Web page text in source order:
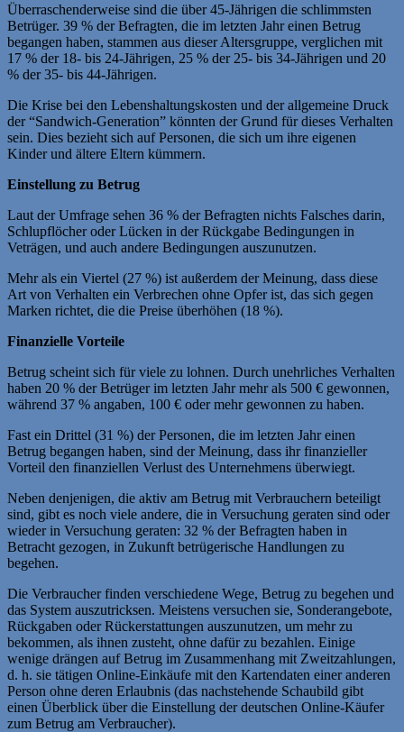
Überraschenderweise sind die über 45-Jährigen die schlimmsten
Betrüger. 39 % der Befragten, die im letzten Jahr einen Betrug
begangen haben, stammen aus dieser Altersgruppe, verglichen mit
17 % der 18- bis 24-Jährigen, 25 % der 25- bis 34-Jährigen und 20
% der 35- bis 44-Jährigen.
Die Krise bei den Lebenshaltungskosten und der allgemeine Druck
der “Sandwich-Generation” könnten der Grund für dieses Verhalten
sein. Dies bezieht sich auf Personen, die sich um ihre eigenen
Kinder und ältere Eltern kümmern.
Einstellung zu Betrug
Laut der Umfrage sehen 36 % der Befragten nichts Falsches darin,
Schlupflöcher oder Lücken in der Rückgabe Bedingungen in
Veträgen, und auch andere Bedingungen auszunutzen.
Mehr als ein Viertel (27 %) ist außerdem der Meinung, dass diese
Art von Verhalten ein Verbrechen ohne Opfer ist, das sich gegen
Marken richtet, die die Preise überhöhen (18 %).
Finanzielle Vorteile
Betrug scheint sich für viele zu lohnen. Durch unehrliches Verhalten
haben 20 % der Betrüger im letzten Jahr mehr als 500 € gewonnen,
während 37 % angaben, 100 € oder mehr gewonnen zu haben.
Fast ein Drittel (31 %) der Personen, die im letzten Jahr einen
Betrug begangen haben, sind der Meinung, dass ihr finanzieller
Vorteil den finanziellen Verlust des Unternehmens überwiegt.
Neben denjenigen, die aktiv am Betrug mit Verbrauchern beteiligt
sind, gibt es noch viele andere, die in Versuchung geraten sind oder
wieder in Versuchung geraten: 32 % der Befragten haben in
Betracht gezogen, in Zukunft betrügerische Handlungen zu
begehen.
Die Verbraucher finden verschiedene Wege, Betrug zu begehen und
das System auszutricksen. Meistens versuchen sie, Sonderangebote,
Rückgaben oder Rückerstattungen auszunutzen, um mehr zu
bekommen, als ihnen zusteht, ohne dafür zu bezahlen. Einige
wenige drängen auf Betrug im Zusammenhang mit Zweitzahlungen,
d. h. sie tätigen Online-Einkäufe mit den Kartendaten einer anderen
Person ohne deren Erlaubnis (das nachstehende Schaubild gibt
einen Überblick über die Einstellung der deutschen Online-Käufer
zum Betrug am Verbraucher).